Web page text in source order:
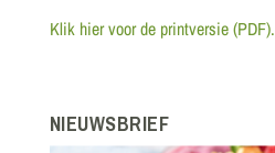
Klik hier voor de printversie (PDF).
NIEUWSBRIEF